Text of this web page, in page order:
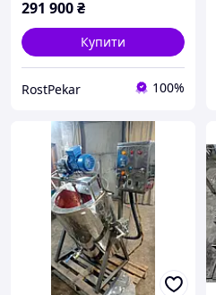
291 900₴
Купити
RostPekar 100%